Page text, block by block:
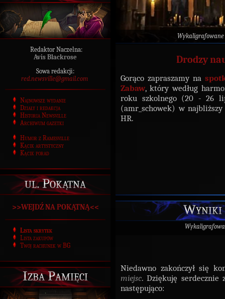
Redaktor Naczelna:
Avis Blackrose
Sowa redakcji:
red.newsville@gmail.com
Najnowsze wydanie
Działy i redakcja
Historia Newsville
Archiwum gazetki
Humor z Ramesville
Kącik artystyczny
Kącik porad
ul. Pokątna
>>WEJDŹ NA POKĄTNĄ<<
Lista skrytek
Lista zakupów
Twój rachunek w BG
Izba Pamięci
Drodzy
Gorąco zapraszamy na
Zabaw, który według
roku szkolnego (20 - 26
(amr_schowek) w
HR.
Wyniki
Niedawno zakończył się
miejsc. Dziękuję
następująco: